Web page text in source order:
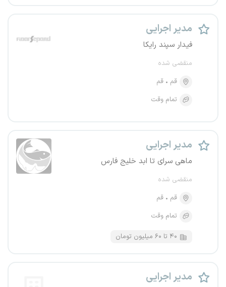
مدیر اجرایی
فیدار سپند رایکا
منقضی شده
قم
قم
تمام وقت
مدیر اجرایی
ماهی سرای تا ابد خلیج فارس
منقضی شده
قم
قم
تمام وقت
۴۰ تا ۶۰ میلیون تومان
مدیر اجرایی